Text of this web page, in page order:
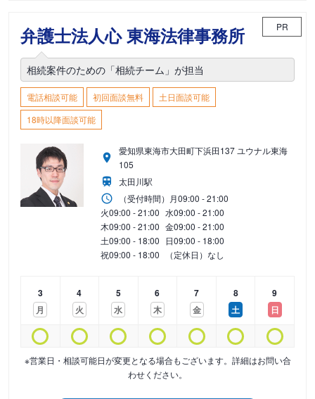
弁護士法人心 東海法律事務所 PR
相続案件のための「相続チーム」が担当
電話相談可能 初回面談無料
土日面談可能
18時以降面談可能
愛知県東海市大田町下浜田137 ユウナル東海
105
太田川駅
（受付時間） 月09:00 - 21:00
火09:00 - 21:00 水09:00 - 21:00
木09:00 - 21:00 金09:00 - 21:00
土09:00 - 18:00 日09:00 - 18:00
祝09:00 - 18:00 （定休日）なし
3
月
4
火
5
水
6
木
7
金
8
土
9
日
※営業日・相談可能日が変更となる場合もございます。詳細はお問い合
わせください。